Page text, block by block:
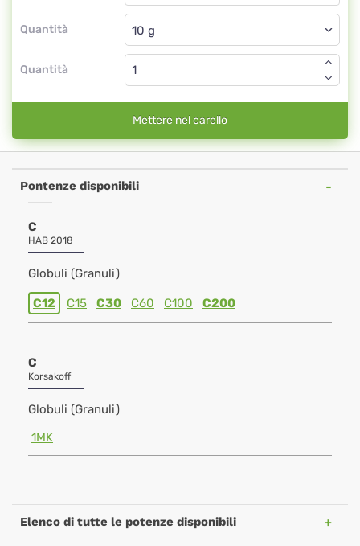
Quantità
Globuli
Quantità
Mettere nel carello
Pontenze disponibili
C
HAB 2018
Globuli (Granuli)
C12 C15 C30 C60 C100 C200
C
Korsakoff
Globuli (Granuli)
1MK
Elenco di tutte le potenze disponibili